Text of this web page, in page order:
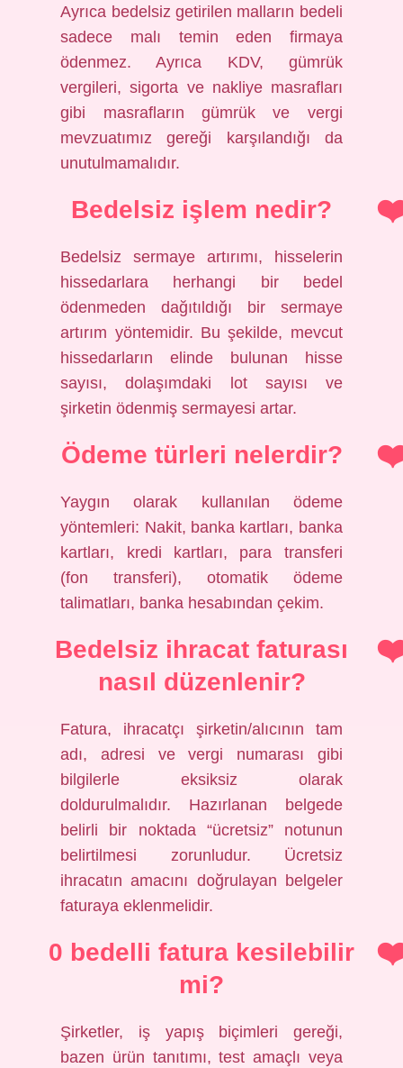
Ayrıca bedelsiz getirilen malların bedeli
sadece malı temin eden firmaya
ödenmez. Ayrıca KDV, gümrük
vergileri, sigorta ve nakliye masrafları
gibi masrafların gümrük ve vergi
mevzuatımız gereği karşılandığı da
unutulmamalıdır.
Bedelsiz işlem nedir?
Bedelsiz sermaye artırımı, hisselerin
hissedarlara herhangi bir bedel
ödenmeden dağıtıldığı bir sermaye
artırım yöntemidir. Bu şekilde, mevcut
hissedarların elinde bulunan hisse
sayısı, dolaşımdaki lot sayısı ve
şirketin ödenmiş sermayesi artar.
Ödeme türleri nelerdir?
Yaygın olarak kullanılan ödeme
yöntemleri: Nakit, banka kartları, banka
kartları, kredi kartları, para transferi
(fon transferi), otomatik ödeme
talimatları, banka hesabından çekim.
Bedelsiz ihracat faturası
nasıl düzenlenir?
Fatura, ihracatçı şirketin/alıcının tam
adı, adresi ve vergi numarası gibi
bilgilerle eksiksiz olarak
doldurulmalıdır. Hazırlanan belgede
belirli bir noktada “ücretsiz” notunun
belirtilmesi zorunludur. Ücretsiz
ihracatın amacını doğrulayan belgeler
faturaya eklenmelidir.
0 bedelli fatura kesilebilir
mi?
Şirketler, iş yapış biçimleri gereği,
bazen ürün tanıtımı, test amaçlı veya